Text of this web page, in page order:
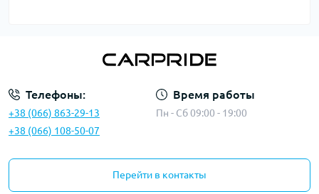
Телефоны:
+38 (066) 863-29-13
+38 (066) 108-50-07
Время работы
Пн - Сб 09:00 - 19:00
Перейти в контакты